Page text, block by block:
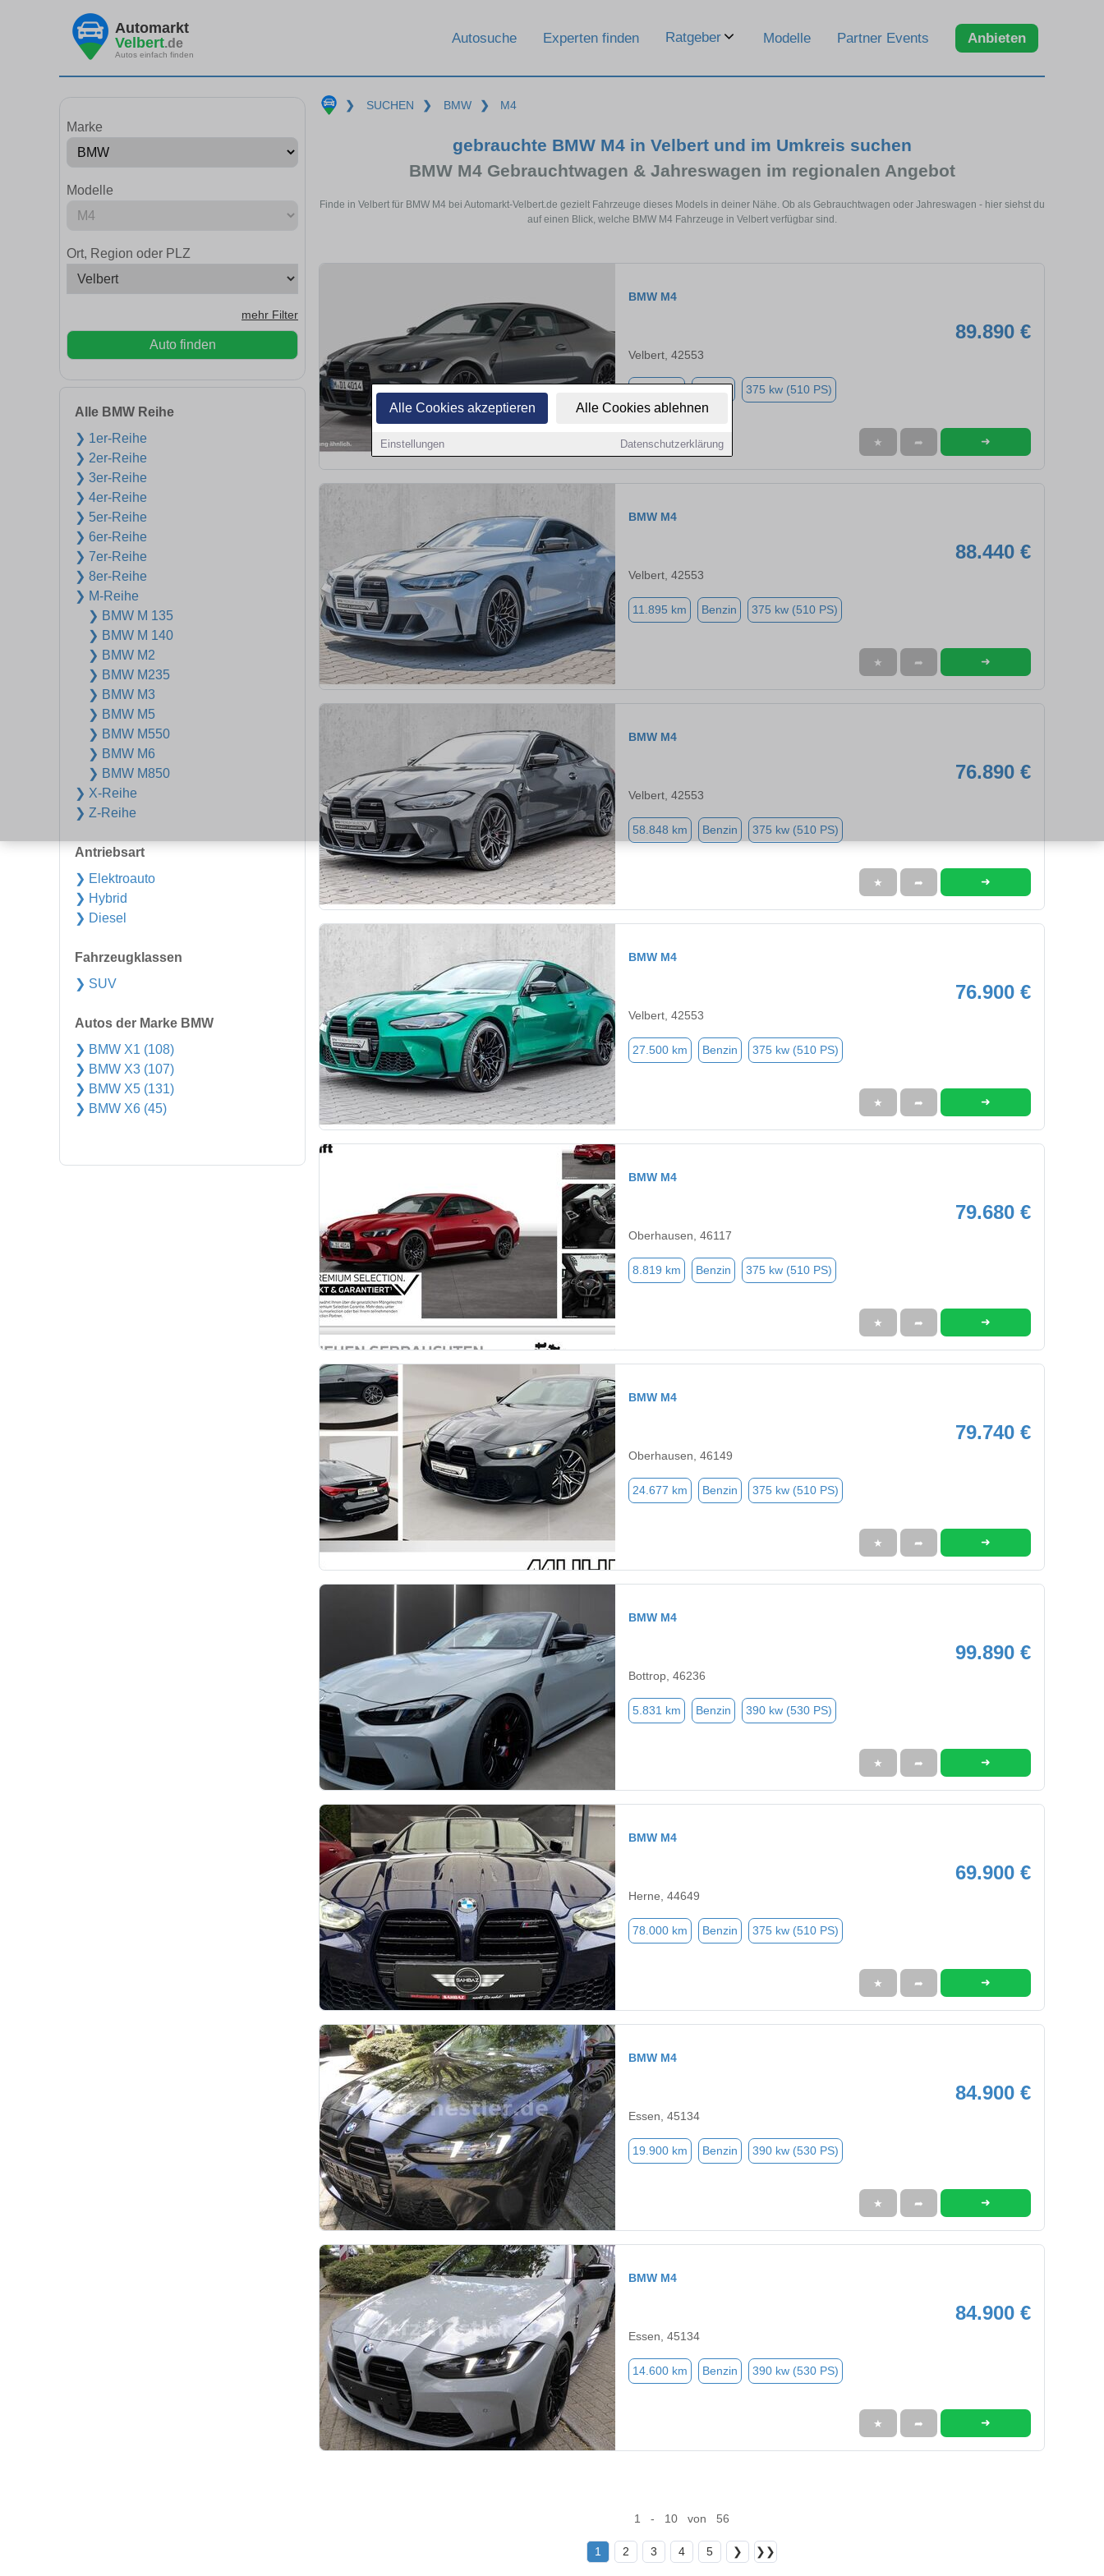
Alle Cookies akzeptieren Alle Cookies ablehnen
Einstellungen Datenschutzerklärung
Automarkt
Velbert.de
Autos einfach finden
Autosuche Experten finden Ratgeber Modelle Partner Events Anbieten
Marke
Modelle
Ort, Region oder PLZ
mehr Filter
Auto finden
Alle BMW Reihe
❯ 1er-Reihe
❯ 2er-Reihe
❯ 3er-Reihe
❯ 4er-Reihe
❯ 5er-Reihe
❯ 6er-Reihe
❯ 7er-Reihe
❯ 8er-Reihe
❯ M-Reihe
❯ BMW M 135
❯ BMW M 140
❯ BMW M2
❯ BMW M235
❯ BMW M3
❯ BMW M5
❯ BMW M550
❯ BMW M6
❯ BMW M850
❯ X-Reihe
❯ Z-Reihe
Antriebsart
❯ Elektroauto
❯ Hybrid
❯ Diesel
Fahrzeugklassen
❯ SUV
Autos der Marke BMW
❯ BMW X1 (108)
❯ BMW X3 (107)
❯ BMW X5 (131)
❯ BMW X6 (45)
❯ SUCHEN ❯ BMW ❯ M4
gebrauchte BMW M4 in Velbert und im Umkreis suchen
BMW M4 Gebrauchtwagen & Jahreswagen im regionalen Angebot
Finde in Velbert für BMW M4 bei Automarkt-Velbert.de gezielt Fahrzeuge dieses Models in deiner Nähe. Ob als Gebrauchtwagen oder Jahreswagen - hier siehst du
auf einen Blick, welche BMW M4 Fahrzeuge in Velbert verfügbar sind.
BMW M4
89.890 €
Velbert, 42553
375 kw (510 PS)
★ ➦ ➜
BMW M4
88.440 €
Velbert, 42553
11.895 km Benzin 375 kw (510 PS)
★ ➦ ➜
BMW M4
76.890 €
Velbert, 42553
58.848 km Benzin 375 kw (510 PS)
★ ➦ ➜
BMW M4
76.900 €
Velbert, 42553
27.500 km Benzin 375 kw (510 PS)
★ ➦ ➜
BMW M4
79.680 €
Oberhausen, 46117
8.819 km Benzin 375 kw (510 PS)
★ ➦ ➜
BMW M4
79.740 €
Oberhausen, 46149
24.677 km Benzin 375 kw (510 PS)
★ ➦ ➜
BMW M4
99.890 €
Bottrop, 46236
5.831 km Benzin 390 kw (530 PS)
★ ➦ ➜
BMW M4
69.900 €
Herne, 44649
78.000 km Benzin 375 kw (510 PS)
★ ➦ ➜
BMW M4
84.900 €
Essen, 45134
19.900 km Benzin 390 kw (530 PS)
★ ➦ ➜
BMW M4
84.900 €
Essen, 45134
14.600 km Benzin 390 kw (530 PS)
★ ➦ ➜
1 - 10 von 56
1 2 3 4 5 ❯ ❯❯